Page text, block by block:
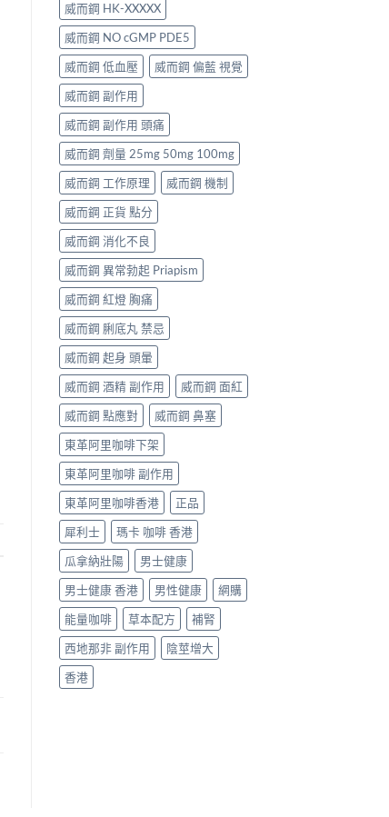
威而鋼 HK-XXXXX
威而鋼 NO cGMP PDE5
威而鋼 低血壓
威而鋼 偏藍 視覺
威而鋼 副作用
威而鋼 副作用 頭痛
威而鋼 劑量 25mg 50mg 100mg
威而鋼 工作原理
威而鋼 機制
威而鋼 正貨 點分
威而鋼 消化不良
威而鋼 異常勃起 Priapism
威而鋼 紅燈 胸痛
威而鋼 脷底丸 禁忌
威而鋼 起身 頭暈
威而鋼 酒精 副作用
威而鋼 面紅
威而鋼 點應對
威而鋼 鼻塞
東革阿里咖啡下架
東革阿里咖啡 副作用
東革阿里咖啡香港
正品
犀利士
瑪卡 咖啡 香港
瓜拿納壯陽
男士健康
男士健康 香港
男性健康
網購
能量咖啡
草本配方
補腎
西地那非 副作用
陰莖增大
香港